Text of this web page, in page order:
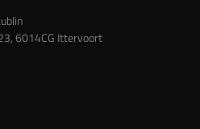
6014CG Ittervoort